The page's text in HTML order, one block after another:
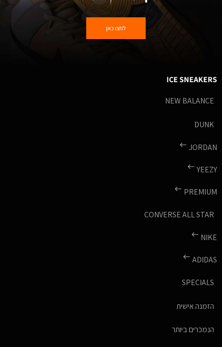
לחצו כאן
ICE SNEAKERS
NEW BALANCE
DUNK
JORDAN
YEEZY
PREMIUM
CONVERSE ALL STAR
NIKE
ADIDAS
SPECIALS
הזמנה אישית
הנמכרים ביותר